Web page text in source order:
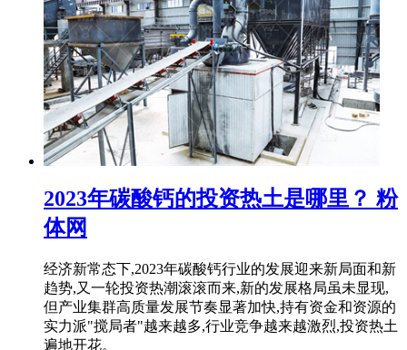
2023年碳酸钙的投资热土是哪里？ 粉
体网
经济新常态下,2023年碳酸钙行业的发展迎来新局面和新
趋势,又一轮投资热潮滚滚而来,新的发展格局虽未显现,
但产业集群高质量发展节奏显著加快,持有资金和资源的
实力派"搅局者"越来越多,行业竞争越来越激烈,投资热土
遍地开花。